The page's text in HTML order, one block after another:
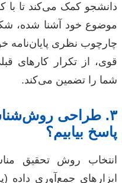
دانشجو کمک می‌کند تا با
موضوع خود آشنا شده،
چارچوب نظری پایان‌نامه
قوی، از تکرار کارهای
شما را تضمین می‌کند.
۳. طراحی
پاسخ بیابیم؟
انتخاب روش تحقیق
ابزارهای جمع‌آوری داده